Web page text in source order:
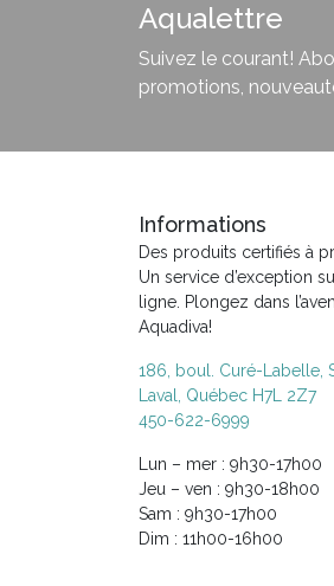
Aqualettre
Suivez le courant!
promotions,
Informations
Des produits certifiés à
Un service d’exception
ligne. Plongez dans
Aquadiva!
186, boul. Curé-Labelle,
Laval, Québec H7L 2Z7
450-622-6999
Lun – mer : 9h30-17h00
Jeu – ven : 9h30-18h00
Sam : 9h30-17h00
Dim : 11h00-16h00